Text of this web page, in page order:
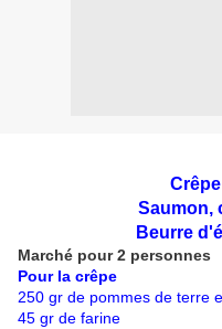
Saumon,
Beurre
Marché pour 2 personnes
Pour la crêpe
250 gr de pommes de terre
45 gr de farine